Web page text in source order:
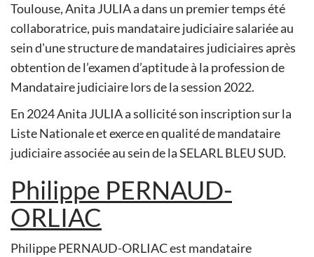
Toulouse, Anita JULIA a dans un premier temps été
collaboratrice, puis mandataire judiciaire salariée au
sein d'une structure de mandataires judiciaires après
obtention de l’examen d’aptitude à la profession de
Mandataire judiciaire lors de la session 2022.
En 2024 Anita JULIA a sollicité son inscription sur la
Liste Nationale et exerce en qualité de mandataire
judiciaire associée au sein de la SELARL BLEU SUD.
Philippe PERNAUD-
ORLIAC
Philippe PERNAUD-ORLIAC est mandataire